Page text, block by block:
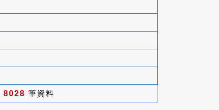
8028 筆資料